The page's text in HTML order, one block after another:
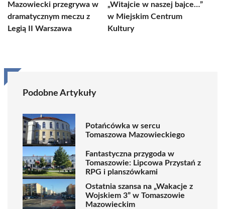
Mazowiecki przegrywa w
dramatycznym meczu z
Legią II Warszawa
„Witajcie w naszej bajce…”
w Miejskim Centrum
Kultury
Podobne Artykuły
Potańcówka w sercu
Tomaszowa Mazowieckiego
Fantastyczna przygoda w
Tomaszowie: Lipcowa Przystań z
RPG i planszówkami
Ostatnia szansa na „Wakacje z
Wojskiem 3” w Tomaszowie
Mazowieckim